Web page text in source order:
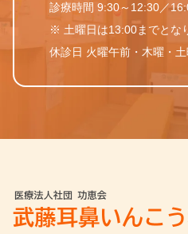
診療時間 9:30～12:30／
※ 土曜日は13:00までとな
休診日 火曜午前・木曜・